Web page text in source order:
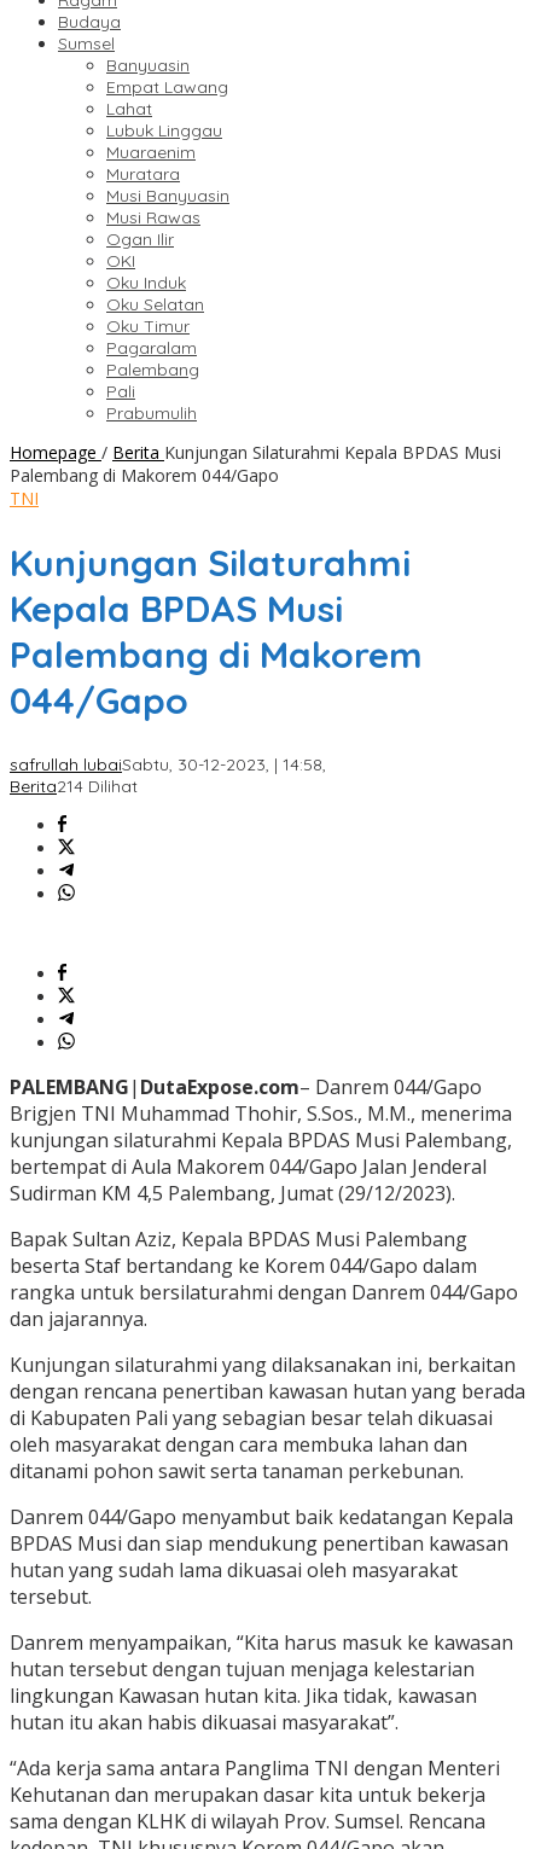
Budaya
Sumsel
Banyuasin
Empat Lawang
Lahat
Lubuk Linggau
Muaraenim
Muratara
Musi Banyuasin
Musi Rawas
Ogan Ilir
OKI
Oku Induk
Oku Selatan
Oku Timur
Pagaralam
Palembang
Pali
Prabumulih
Homepage / Berita Kunjungan Silaturahmi Kepala BPDAS Musi
Palembang di Makorem 044/Gapo
TNI
Kunjungan Silaturahmi
Kepala BPDAS Musi
Palembang di Makorem
044/Gapo
safrullah lubaiSabtu, 30-12-2023, | 14:58,
Berita214 Dilihat
PALEMBANG| DutaExpose.com– Danrem 044/Gapo
Brigjen TNI Muhammad Thohir, S.Sos., M.M., menerima
kunjungan silaturahmi Kepala BPDAS Musi Palembang,
bertempat di Aula Makorem 044/Gapo Jalan Jenderal
Sudirman KM 4,5 Palembang, Jumat (29/12/2023).
Bapak Sultan Aziz, Kepala BPDAS Musi Palembang
beserta Staf bertandang ke Korem 044/Gapo dalam
rangka untuk bersilaturahmi dengan Danrem 044/Gapo
dan jajarannya.
Kunjungan silaturahmi yang dilaksanakan ini, berkaitan
dengan rencana penertiban kawasan hutan yang berada
di Kabupaten Pali yang sebagian besar telah dikuasai
oleh masyarakat dengan cara membuka lahan dan
ditanami pohon sawit serta tanaman perkebunan.
Danrem 044/Gapo menyambut baik kedatangan Kepala
BPDAS Musi dan siap mendukung penertiban kawasan
hutan yang sudah lama dikuasai oleh masyarakat
tersebut.
Danrem menyampaikan, “Kita harus masuk ke kawasan
hutan tersebut dengan tujuan menjaga kelestarian
lingkungan Kawasan hutan kita. Jika tidak, kawasan
hutan itu akan habis dikuasai masyarakat”.
“Ada kerja sama antara Panglima TNI dengan Menteri
Kehutanan dan merupakan dasar kita untuk bekerja
sama dengan KLHK di wilayah Prov. Sumsel. Rencana